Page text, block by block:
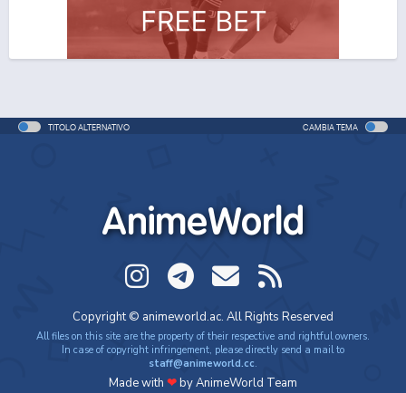
TITOLO ALTERNATIVO CAMBIA TEMA
AnimeWorld
Copyright © animeworld.ac. All Rights Reserved
All files on this site are the property of their respective and rightful owners.
In case of copyright infringement, please directly send a mail to
staff@animeworld.cc.
Made with ❤by AnimeWorld Team